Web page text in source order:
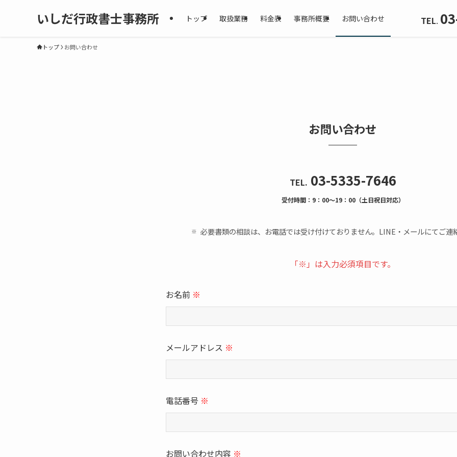
いしだ行政書士事務所 トップ 取扱業務 料金表 事務所概要 お問い合わせ TEL.
トップ お問い合わせ
お問い合わせ
TEL. 03-5335-7646
受付時間：9：00～19：00（土日祝日対応）
必要書類の相談は、お電話では受け付けておりません。LINE・メールにてご連
「※」は入力必須項目です。
お名前※
メールアドレス ※
電話番号※
お問い合わせ内容 ※